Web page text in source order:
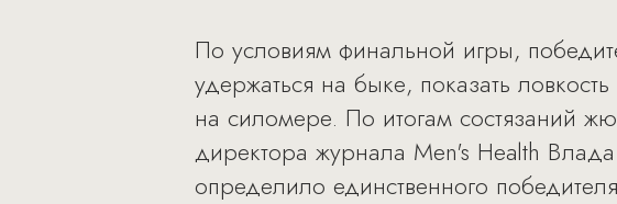
По условиям финальной игры,
удержаться на быке, показать
на силомере. По итогам состязаний
директора журнала Men's Health
определило единственного